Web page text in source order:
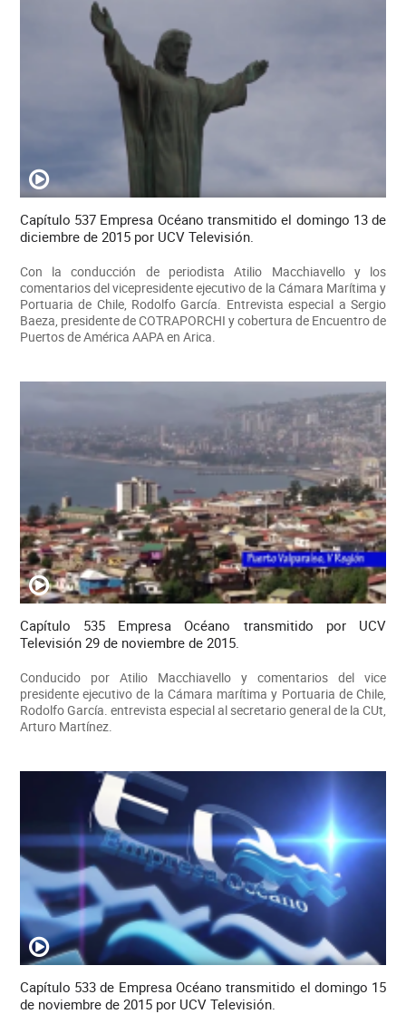
Capítulo 537 Empresa Océano transmitido el domingo 13 de
diciembre de 2015 por UCV Televisión.
Con la conducción de periodista Atilio Macchiavello y los
comentarios del vicepresidente ejecutivo de la Cámara Marítima y
Portuaria de Chile, Rodolfo García. Entrevista especial a Sergio
Baeza, presidente de COTRAPORCHI y cobertura de Encuentro de
Puertos de América AAPA en Arica.
Capítulo 535 Empresa Océano transmitido por UCV
Televisión 29 de noviembre de 2015.
Conducido por Atilio Macchiavello y comentarios del vice
presidente ejecutivo de la Cámara marítima y Portuaria de Chile,
Rodolfo García. entrevista especial al secretario general de la CUt,
Arturo Martínez.
Capítulo 533 de Empresa Océano transmitido el domingo 15
de noviembre de 2015 por UCV Televisión.